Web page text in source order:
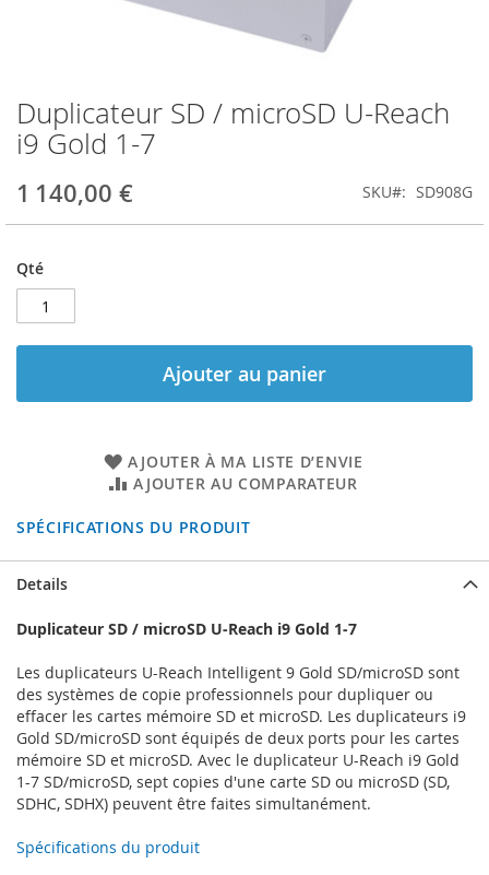
Duplicateur SD / microSD U-Reach
i9 Gold 1-7
1 140,00 € SKU SD908G
Qté
Ajouter au panier
AJOUTER À MA LISTE D’ENVIE
AJOUTER AU COMPARATEUR
SPÉCIFICATIONS DU PRODUIT
Skip
to
the
of
gallery
Details
Duplicateur SD / microSD U-Reach i9 Gold 1-7
Les duplicateurs U-Reach Intelligent 9 Gold SD/microSD sont
des systèmes de copie professionnels pour dupliquer ou
effacer les cartes mémoire SD et microSD. Les duplicateurs i9
Gold SD/microSD sont équipés de deux ports pour les cartes
mémoire SD et microSD. Avec le duplicateur U-Reach i9 Gold
1-7 SD/microSD, sept copies d'une carte SD ou microSD (SD,
SDHC, SDHX) peuvent être faites simultanément.
Spécifications du produit